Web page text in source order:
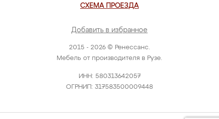
2015 - 2026 © Ренессанс.
Мебель от производителя в Рузе.
ИНН: 580313642057
ОГРНИП: 317583500009448
СХЕМА ПРОЕЗДА
Добавить в избранное